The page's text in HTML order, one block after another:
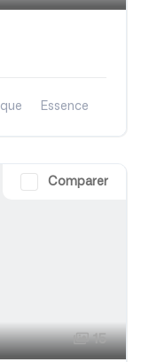
Essence
Comparer
15